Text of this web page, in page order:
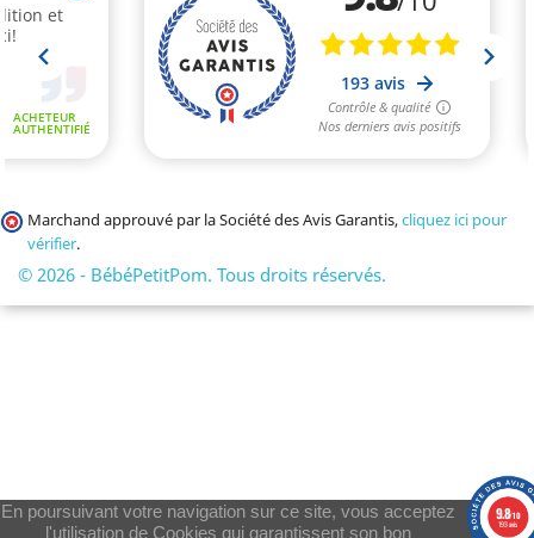
En poursuivant votre navigation sur ce site, vous acceptez
l'utilisation de Cookies qui garantissent son bon
Marchand approuvé par la Société des Avis Garantis,cliquez ici pour
vérifier.
© 2026 - BébéPetitPom. Tous droits réservés.
9.8/10
193 avis